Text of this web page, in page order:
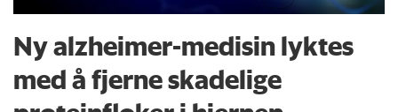
Ny alzheimer-medisin lyktes
med å fjerne skadelige